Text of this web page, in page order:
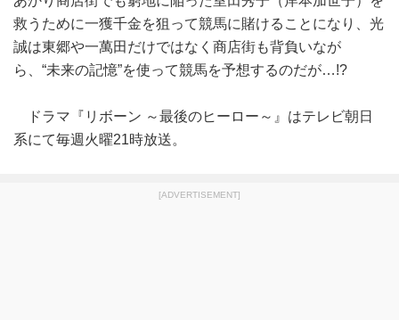
救うために一獲千金を狙って競馬に賭けることになり、光
誠は東郷や一萬田だけではなく商店街も背負いなが
ら、“未来の記憶”を使って競馬を予想するのだが…!?
ドラマ『リボーン ～最後のヒーロー～』はテレビ朝日
系にて毎週火曜21時放送。
[ADVERTISEMENT]